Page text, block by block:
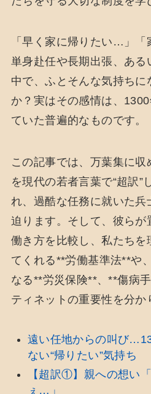
「早く家に帰りたい…」「
単身赴任や長期出張、ある
中で、ふとそんな気持ちに
か？実はその感情は、
ていた普遍的なものです。
この記事では、万葉集に収
を現代の若者言葉で“超訳”
れ、過酷な任務に就いた兵
迫ります。そして、彼らが
働き方を比較し、私たちを
てくれる**労働基準法**や
なる**労災保険**、**傷病
ティネットの重要性を分か
遠い任地からの叫び
ない“帰りたい”気持ち
【超訳①】親への想い
ぇ…」